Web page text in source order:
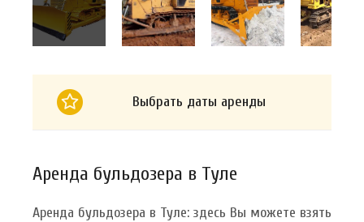
Выбрать даты аренды
Аренда бульдозера в Туле
Аренда бульдозера в Туле: здесь Вы можете взять